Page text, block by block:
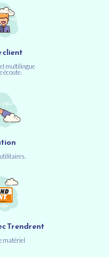
client
multilingue
écoute.
Trendrent
matériel